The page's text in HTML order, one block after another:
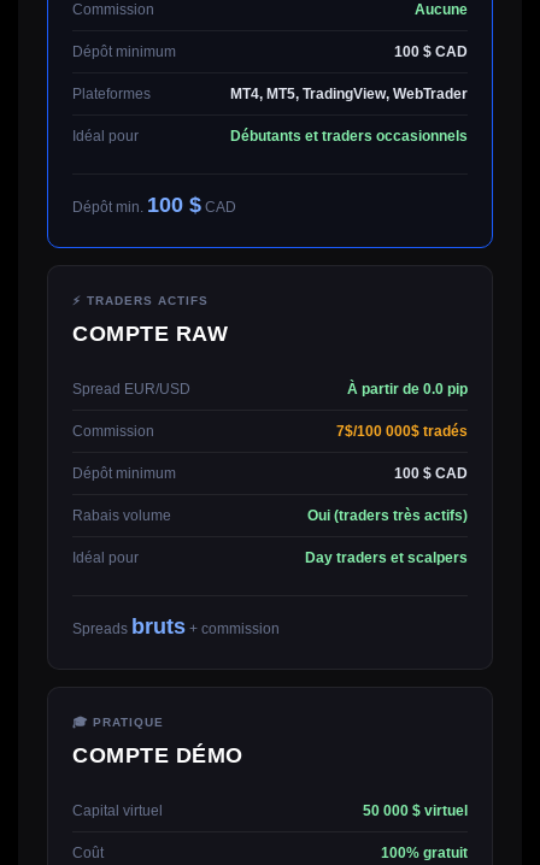
Commission Aucune
Dépôt minimum 100 $ CAD
Plateformes MT4, MT5, TradingView, WebTrader
Idéal pour Débutants et traders occasionnels
Dépôt min. 100 $ CAD
⚡ TRADERS ACTIFS
COMPTE RAW
Spread EUR/USD À partir de 0.0 pip
Commission 7$/100 000$ tradés
Dépôt minimum 100 $ CAD
Rabais volume Oui (traders très actifs)
Idéal pour Day traders et scalpers
Spreads bruts + commission
🎓 PRATIQUE
COMPTE DÉMO
Capital virtuel 50 000 $ virtuel
Coût 100% gratuit